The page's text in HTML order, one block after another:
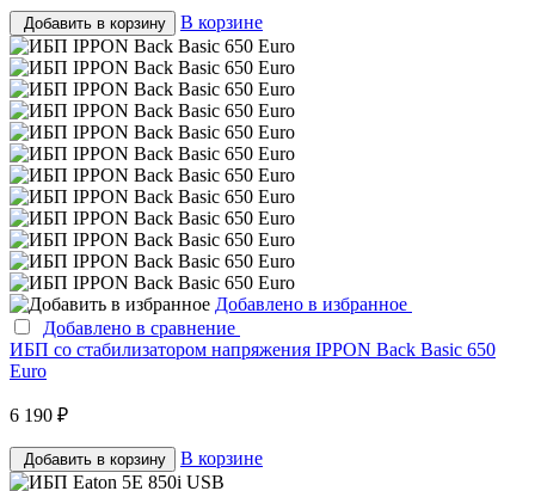
Добавить в корзину В корзине
Добавлено в избранное
Добавлено в сравнение
ИБП со стабилизатором напряжения IPPON Back Basic 650
Euro
6 190 ₽
Добавить в корзину В корзине